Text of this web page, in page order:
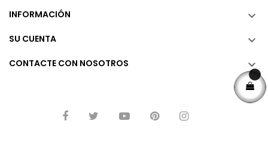
INFORMACIÓN 
SU CUENTA 
CONTACTE CON NOSOTROS 